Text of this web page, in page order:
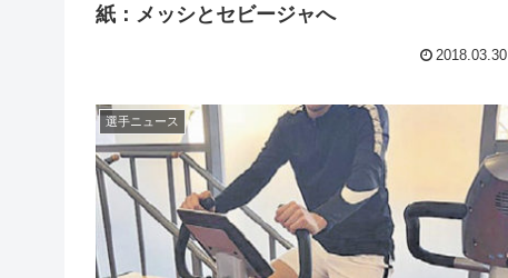
紙：メッシとセビージャへ
2018.03.30
選手ニュース